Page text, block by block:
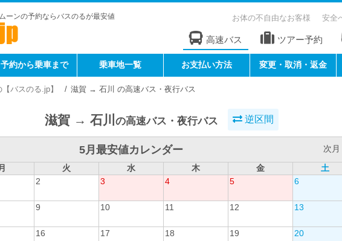
ーンの予約ならバスのるが最安値 お体の不自由なお客様 安全
高速バス ツアー予約
予約から乗車まで 乗車地一覧 お支払い方法 変更・取消・返金
バスのる.jp】 滋賀 → 石川 の高速バス・夜行バス
滋賀 → 石川 の高速バス・夜行バス 逆区間
5月最安値カレンダー
次月
月 火 水 木 金
土
2 3 4 5 6
9 10 11 12 13
16 17 18 19 20